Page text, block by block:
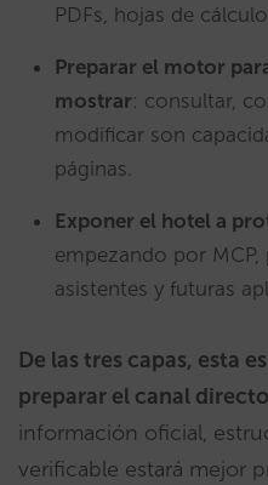
PDFs, hojas de
Preparar el motor
mostrar: consultar,
modificar son
páginas.
Exponer el hotel a
empezando por MCP,
asistentes y futuras
De las tres capas, esta
preparar el canal directo
información oficial,
verificable estará mejor